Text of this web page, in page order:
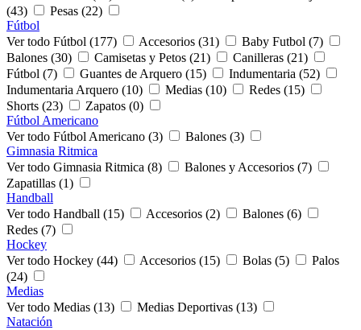
(43)
Pesas (22)
Fútbol
Ver todo Fútbol (177)
Accesorios (31)
Baby Futbol (7)
Balones (30)
Camisetas y Petos (21)
Canilleras (21)
Fútbol (7)
Guantes de Arquero (15)
Indumentaria (52)
Indumentaria Arquero (10)
Medias (10)
Redes (15)
Shorts (23)
Zapatos (0)
Fútbol Americano
Ver todo Fútbol Americano (3)
Balones (3)
Gimnasia Ritmica
Ver todo Gimnasia Ritmica (8)
Balones y Accesorios (7)
Zapatillas (1)
Handball
Ver todo Handball (15)
Accesorios (2)
Balones (6)
Redes (7)
Hockey
Ver todo Hockey (44)
Accesorios (15) Bolas (5)
Palos
(24)
Medias
Ver todo Medias (13)
Medias Deportivas (13)
Natación